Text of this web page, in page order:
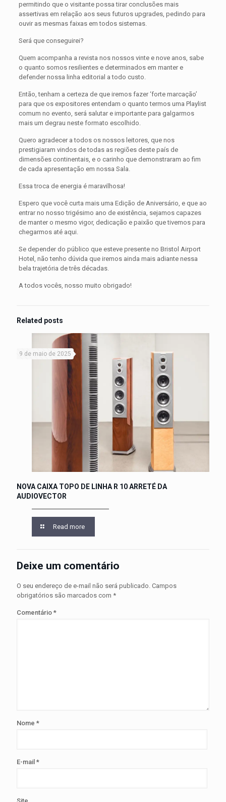
permitindo que o visitante possa tirar conclusões mais
assertivas em relação aos seus futuros upgrades, pedindo para
ouvir as mesmas faixas em todos sistemas.
Será que conseguirei?
Quem acompanha a revista nos nossos vinte e nove anos, sabe
o quanto somos resilientes e determinados em manter e
defender nossa linha editorial a todo custo.
Então, tenham a certeza de que iremos fazer ‘forte marcação’
para que os expositores entendam o quanto termos uma Playlist
comum no evento, será salutar e importante para galgarmos
mais um degrau neste formato escolhido.
Quero agradecer a todos os nossos leitores, que nos
prestigiaram vindos de todas as regiões deste país de
dimensões continentais, e o carinho que demonstraram ao fim
de cada apresentação em nossa Sala.
Essa troca de energia é maravilhosa!
Espero que você curta mais uma Edição de Aniversário, e que ao
entrar no nosso trigésimo ano de existência, sejamos capazes
de manter o mesmo vigor, dedicação e paixão que tivemos para
chegarmos até aqui.
Se depender do público que esteve presente no Bristol Airport
Hotel, não tenho dúvida que iremos ainda mais adiante nessa
bela trajetória de três décadas.
A todos vocês, nosso muito obrigado!
Related posts
9 de maio de 2025
NOVA CAIXA TOPO DE LINHA R 10 ARRETÉ DA
AUDIOVECTOR
Read more
Deixe um comentário
O seu endereço de e-mail não será publicado. Campos
obrigatórios são marcados com *
Comentário *
Nome *
E-mail *